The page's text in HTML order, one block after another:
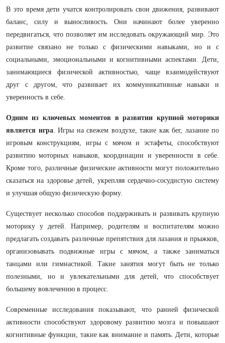
В это время дети учатся контролировать свои движения, развивают
баланс, силу и выносливость. Они начинают более уверенно
передвигаться, что позволяет им исследовать окружающий мир. Это
развитие связано не только с физическими навыками, но и с
социальными, эмоциональными и когнитивными аспектами. Дети,
занимающиеся физической активностью, чаще взаимодействуют
друг с другом, что развивает их коммуникативные навыки и
уверенность в себе.
Одним из ключевых моментов в развитии крупной моторики
является игра. Игры на свежем воздухе, такие как бег, лазание по
игровым конструкциям, игры с мячом и эстафеты, способствуют
развитию моторных навыков, координации и уверенности в себе.
Кроме того, различные физические активности могут положительно
сказаться на здоровье детей, укрепляя сердечно-сосудистую систему
и улучшая общую физическую форму.
Существует несколько способов поддерживать и развивать крупную
моторику у детей. Например, родителям и воспитателям можно
предлагать создавать различные препятствия для лазания и прыжков,
организовывать подвижные игры с мячом, а также заниматься
танцами или гимнастикой. Такие занятия могут быть не только
полезными, но и увлекательными для детей, что способствует
большему вовлечению в процесс.
Современные исследования показывают, что ранней физической
активности способствуют здоровому развитию мозга и повышают
когнитивные функции, такие как внимание и память. Дети, которые